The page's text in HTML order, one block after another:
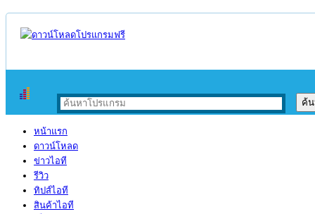
หน้าแรก
ดาวน์โหลด
ข่าวไอที
รีวิว
ทิปส์ไอที
สินค้าไอที